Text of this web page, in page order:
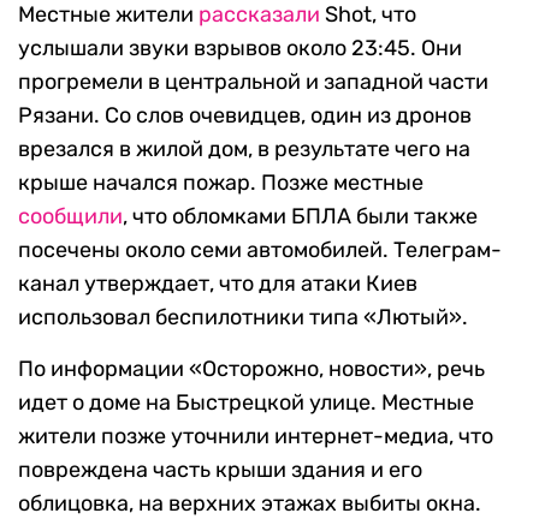
Местные жители рассказали Shot, что
услышали звуки взрывов около 23:45. Они
прогремели в центральной и западной части
Рязани. Со слов очевидцев, один из дронов
врезался в жилой дом, в результате чего на
крыше начался пожар. Позже местные
сообщили, что обломками БПЛА были также
посечены около семи автомобилей. Телеграм-
канал утверждает, что для атаки Киев
использовал беспилотники типа «Лютый».
По информации «Осторожно, новости», речь
идет о доме на Быстрецкой улице. Местные
жители позже уточнили интернет-медиа, что
повреждена часть крыши здания и его
облицовка, на верхних этажах выбиты окна.